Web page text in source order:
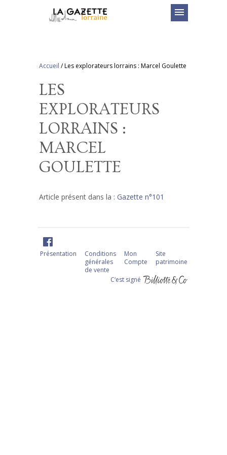
menu
Accueil /Les explorateurs lorrains : Marcel Goulette
LES
EXPLORATEURS
LORRAINS :
MARCEL
GOULETTE
Article présent dans la : Gazette n°101
Présentation
Conditions
générales
de vente
Mon
Compte
Site
patrimoine
C‘est signé